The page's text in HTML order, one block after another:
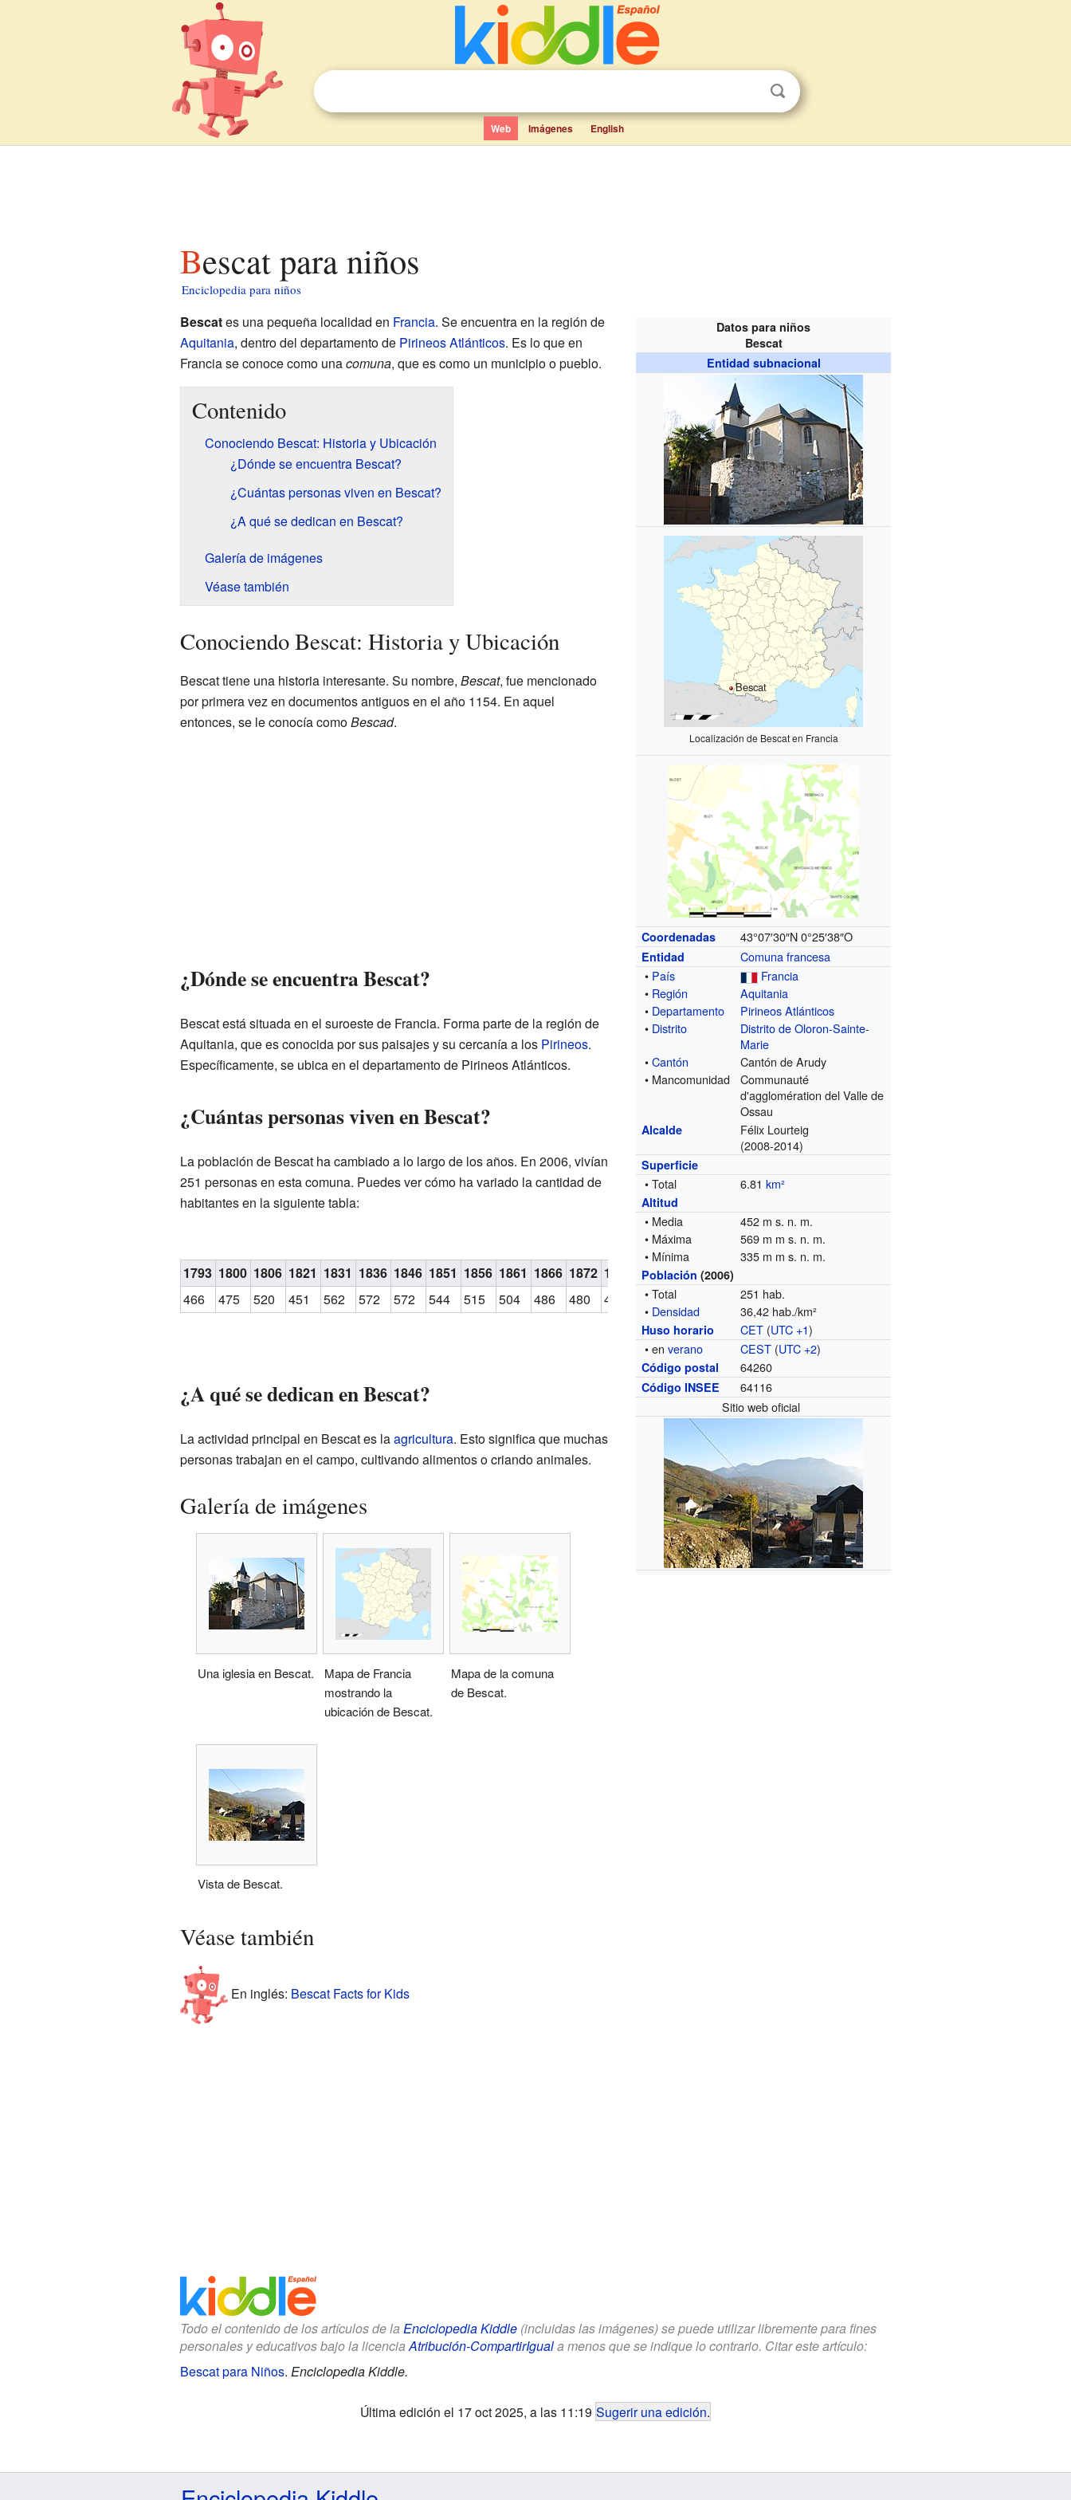
Web Imágenes English
Bescat para niños
Enciclopedia para niños
Datos para niños
Bescat
Entidad subnacional
Bescat
Localización de Bescat en Francia
Coordenadas 43°07′30″N 0°25′38″O
Entidad
Comuna francesa
• País
Francia
• Región
Aquitania
• Departamento
Pirineos Atlánticos
• Distrito
Distrito de Oloron-Sainte-
Marie
•Cantón
Cantón de Arudy
• Mancomunidad
Communauté
d'agglomération del Valle de
Ossau
Alcalde
Félix Lourteig
(2008-2014)
Superficie
• Total 6.81km²
Altitud
• Media
452 m s. n. m.
• Máxima
569 m m s. n. m.
• Mínima
335 m m s. n. m.
Población (2006)
• Total
251 hab.
• Densidad 36,42 hab./km²
Huso horario CET (UTC +1)
• enverano CEST (UTC +2)
Código postal 64260
Código INSEE
64116
Sitio web oficial
Bescates una pequeña localidad en Francia. Se encuentra en la región de
Aquitania, dentro del departamento de Pirineos Atlánticos. Es lo que en
Francia se conoce como unacomuna, que es como un municipio o pueblo.
Contenido
Conociendo Bescat: Historia y Ubicación
¿Dónde se encuentra Bescat?
¿Cuántas personas viven en Bescat?
¿A qué se dedican en Bescat?
Galería de imágenes
Véase también
Conociendo Bescat: Historia y Ubicación
Bescat tiene una historia interesante. Su nombre, Bescat, fue mencionado
por primera vez en documentos antiguos en el año 1154. En aquel
entonces, se le conocía comoBescad.
¿Dónde se encuentra Bescat?
Bescat está situada en el suroeste de Francia. Forma parte de la región de
Aquitania, que es conocida por sus paisajes y su cercanía a los Pirineos.
Específicamente, se ubica en el departamento de Pirineos Atlánticos.
¿Cuántas personas viven en Bescat?
La población de Bescat ha cambiado a lo largo de los años. En 2006, vivían
251 personas en esta comuna. Puedes ver cómo ha variado la cantidad de
habitantes en la siguiente tabla:
Evolución demográfica de Bescat
1793 1800 1806 1821 1831 1836 1846 1851 1856 1861 1866 1872 1876 1881 1886 1891
466
475 520 451 562 572 572 544 515 504 486 480 460 398 378 350 340
¿A qué se dedican en Bescat?
La actividad principal en Bescat es laagricultura. Esto significa que muchas
personas trabajan en el campo, cultivando alimentos o criando animales.
Galería de imágenes
Una iglesia en Bescat.
Mapa de Francia
mostrando la
ubicación de Bescat.
Mapa de la comuna
de Bescat.
Vista de Bescat.
Véase también
En inglés: Bescat Facts for Kids
Todo el contenido de los artículos de la Enciclopedia Kiddle(incluidas las imágenes) se puede utilizar libremente para fines
personales y educativos bajo la licenciaAtribución-CompartirIguala menos que se indique lo contrario. Citar este artículo:
Bescat para Niños. Enciclopedia Kiddle.
Última edición el 17 oct 2025, a las 11:19 Sugerir una edición.